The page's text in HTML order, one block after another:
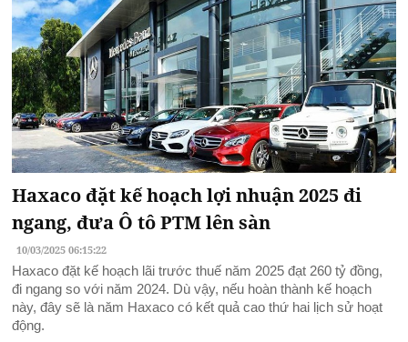
Haxaco đặt kế hoạch lợi nhuận 2025 đi
ngang, đưa Ô tô PTM lên sàn
10/03/2025 06:15:22
Haxaco đặt kế hoạch lãi trước thuế năm 2025 đạt 260 tỷ đồng,
đi ngang so với năm 2024. Dù vậy, nếu hoàn thành kế hoạch
này, đây sẽ là năm Haxaco có kết quả cao thứ hai lịch sử hoạt
động.